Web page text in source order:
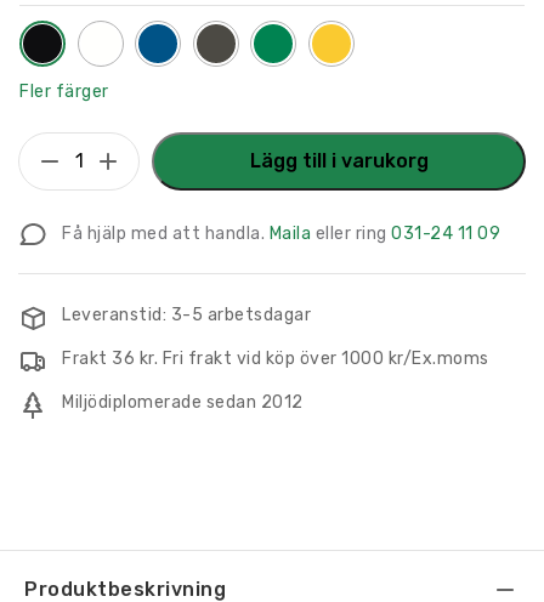
Fler färger
Flaggskylt
Musikrum
Körsal
150
x
mm
mängd
Lägg till i varukorg
Få hjälp med att handla. Maila eller ring 031-24 11 09
Leveranstid: 3-5 arbetsdagar
Frakt 36 kr. Fri frakt vid köp över 1000 kr/Ex.moms
Miljödiplomerade sedan 2012
Produktbeskrivning